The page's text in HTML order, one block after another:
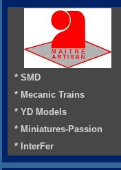
* SMD
* Mecanic Trains
* YD Models
* Miniatures-Passion
* InterFer